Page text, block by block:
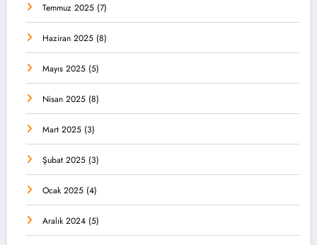
Temmuz 2025 (7)
Haziran 2025 (8)
Mayıs 2025 (5)
Nisan 2025 (8)
Mart 2025 (3)
Şubat 2025 (3)
Ocak 2025 (4)
Aralık 2024 (5)